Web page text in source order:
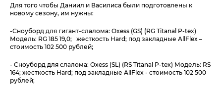
Для того чтобы Даниил и Василиса были подготовлены к
новому сезону, им нужны:
-Сноуборд для гигант-слалома: Oxess (GS) (RG Titanal P-tex)
Модель: RG 185 19,0; жесткость Hard; под закладные AllFlex –
стоимость 102 500 рублей;
- Сноуборд для слалома: Oxess (SL) (RS Titanal P-tex) Модель: RS
164; жесткость Hard; под закладные AllFlex - стоимость 102 500
рублей;